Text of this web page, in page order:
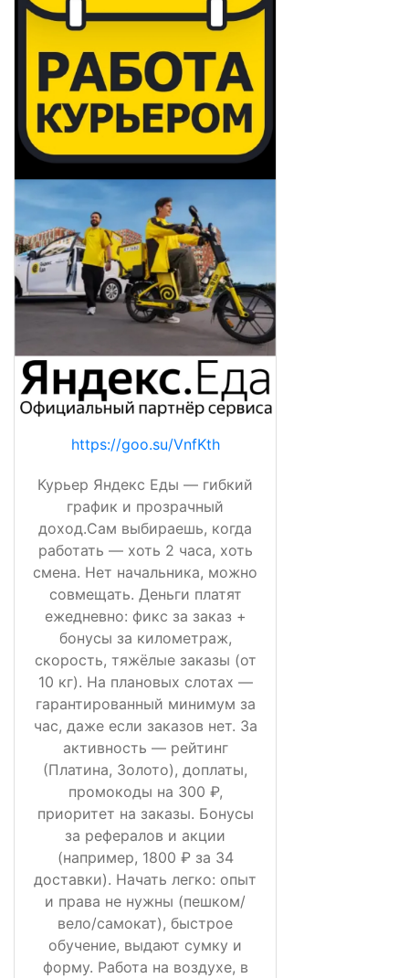
https://goo.su/VnfKth
Курьер Яндекс Еды — гибкий
график и прозрачный
доход.Сам выбираешь, когда
работать — хоть 2 часа, хоть
смена. Нет начальника, можно
совмещать. Деньги платят
ежедневно: фикс за заказ +
бонусы за километраж,
скорость, тяжёлые заказы (от
10 кг). На плановых слотах —
гарантированный минимум за
час, даже если заказов нет. За
активность — рейтинг
(Платина, Золото), доплаты,
промокоды на 300 ₽,
приоритет на заказы. Бонусы
за рефералов и акции
(например, 1800 ₽ за 34
доставки). Начать легко: опыт
и права не нужны (пешком/
вело/самокат), быстрое
обучение, выдают сумку и
форму. Работа на воздухе, в